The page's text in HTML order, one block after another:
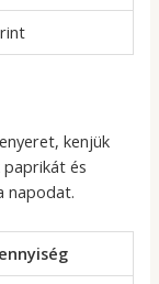
kenjük
és
napodat.